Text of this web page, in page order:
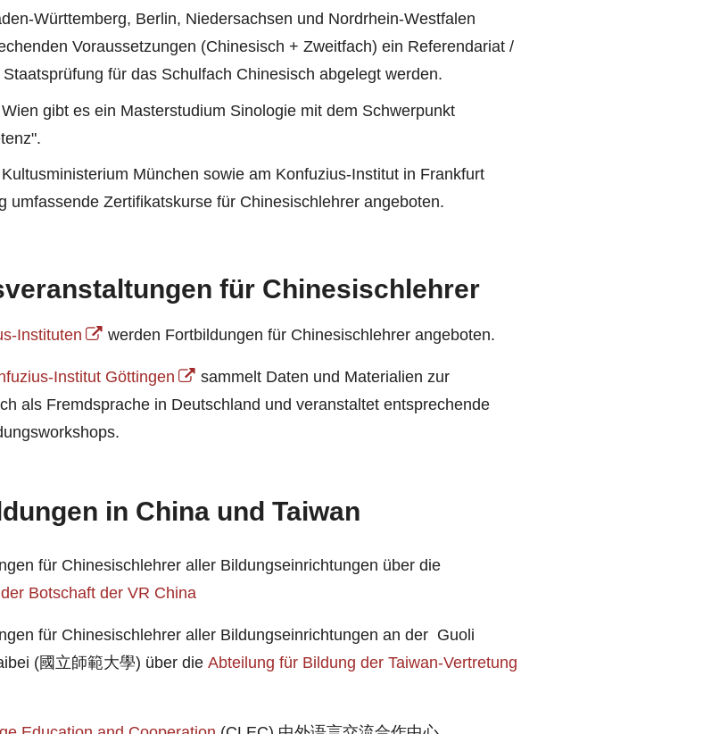
Württemberg, Berlin, Niedersachsen und Nordrhein-Westfalen
Voraussetzungen (Chinesisch + Zweitfach) ein Referendariat /
für das Schulfach Chinesisch abgelegt werden.
gibt es ein Masterstudium Sinologie mit dem Schwerpunkt
München sowie am Konfuzius-Institut in Frankfurt
umfassende Zertifikatskurse für Chinesischlehrer angeboten.
für Chinesischlehrer
Instituten werden Fortbildungen für Chinesischlehrer angeboten.
Institut Göttingen
sammelt Daten und Materialien zur
als Fremdsprache in Deutschland und veranstaltet entsprechende
in China und Taiwan
für Chinesischlehrer aller Bildungseinrichtungen über die
Botschaft der VR China
für Chinesischlehrer aller Bildungseinrichtungen an der Guoli
(國立師範大學) über die Abteilung für Bildung der Taiwan-Vertretung